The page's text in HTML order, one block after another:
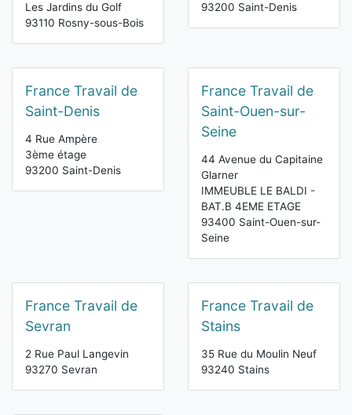
Les Jardins du Golf
93110 Rosny-sous-Bois
93200 Saint-Denis
France Travail de
Saint-Denis
4 Rue Ampère
3ème étage
93200 Saint-Denis
France Travail de
Saint-Ouen-sur-
Seine
44 Avenue du Capitaine
Glarner
IMMEUBLE LE BALDI -
BAT.B 4EME ETAGE
93400 Saint-Ouen-sur-
Seine
France Travail de
Sevran
2 Rue Paul Langevin
93270 Sevran
France Travail de
Stains
35 Rue du Moulin Neuf
93240 Stains